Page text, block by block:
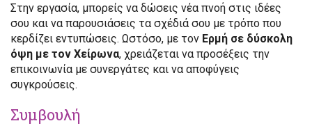
Στην εργασία, μπορείς να δώσεις νέα πνοή στις ιδέες
σου και να παρουσιάσεις τα σχέδιά σου με τρόπο που
κερδίζει εντυπώσεις. Ωστόσο, με τον Ερμή σε δύσκολη
όψη με τον Χείρωνα, χρειάζεται να προσέξεις την
επικοινωνία με συνεργάτες και να αποφύγεις
συγκρούσεις.
Συμβουλή